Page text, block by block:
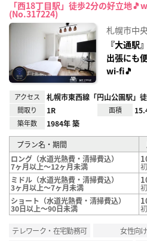
「西18丁目駅」徒歩2分の好立地
(No.317224)
札幌市中
『大通駅
出張にも
wi-fi🎵
アクセス 札幌市東西線「円山公園駅」
間取り 1R 面積
築年数 1984年 築
プラン名・期間
ロング（水道光熱費・清掃費込）
7ヶ月以上～12ヶ月未満
ミドル（水道光熱費・清掃費込）
3ヶ月以上～7ヶ月未満
ショート（水道光熱費・清掃費込）
30日以上～90日未満
テレワーク・在宅勤務可 女性向け